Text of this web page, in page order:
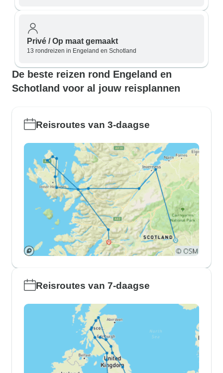
Privé / Op maat gemaakt
13 rondreizen in Engeland en Schotland
De beste reizen rond Engeland en
Schotland voor al jouw reisplannen
Reisroutes van 3-daagse
Reisroutes van 7-daagse